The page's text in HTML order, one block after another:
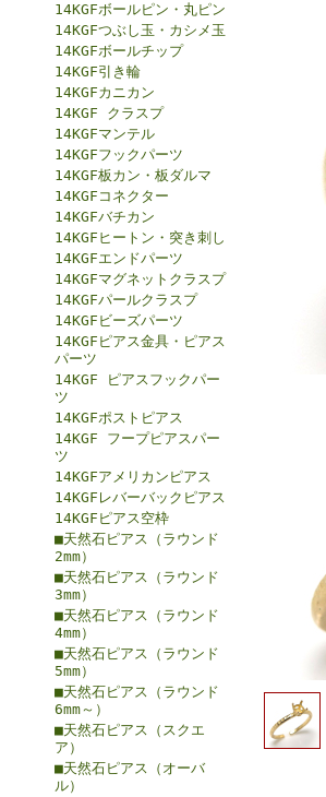
14KGFボールピン・丸ピン
14KGFつぶし玉・カシメ玉
14KGFボールチップ
14KGF引き輪
14KGFカニカン
14KGF クラスプ
14KGFマンテル
14KGFフックパーツ
14KGF板カン・板ダルマ
14KGFコネクター
14KGFバチカン
14KGFヒートン・突き刺し
14KGFエンドパーツ
14KGFマグネットクラスプ
14KGFパールクラスプ
14KGFビーズパーツ
14KGFピアス金具・ピアス
パーツ
14KGF ピアスフックパー
ツ
14KGFポストピアス
14KGF フープピアスパー
ツ
14KGFアメリカンピアス
14KGFレバーバックピアス
14KGFピアス空枠
■天然石ピアス（ラウンド
2mm）
■天然石ピアス（ラウンド
3mm）
■天然石ピアス（ラウンド
4mm）
■天然石ピアス（ラウンド
5mm）
■天然石ピアス（ラウンド
6mm～）
■天然石ピアス（スクエ
ア）
■天然石ピアス（オーバ
ル）